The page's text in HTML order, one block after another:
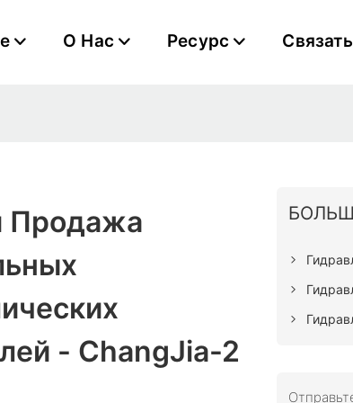
О Нас Ресурс
Продажа
- ChangJia-2